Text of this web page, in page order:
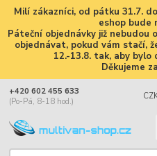
Milí zákazníci, od pátku 31.7.
eshop bude
Páteční objednávky již nebudou
objednávat, pokud vám stačí,
12.-13.8. tak, aby bylo
Děkujeme
+420 602 455 633
(Po-Pá, 8-18 hod.)